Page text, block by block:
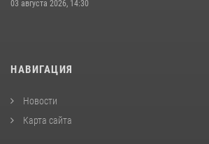
03 августа 2026, 14:30
НАВИГАЦИЯ
Новости
Карта сайта